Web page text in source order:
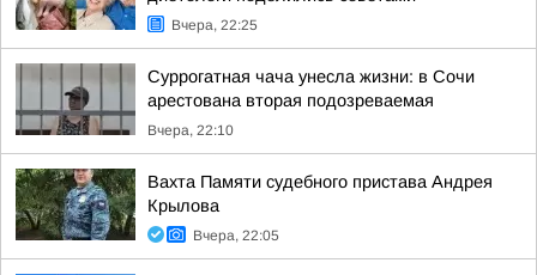
Вчера, 22:25
Суррогатная чача унесла жизни: в Сочи
арестована вторая подозреваемая
Вчера, 22:10
Вахта Памяти судебного пристава Андрея
Крылова
Вчера, 22:05